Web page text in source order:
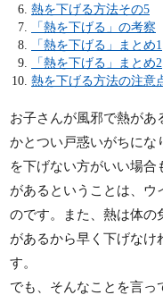
熱を下げる方法その5
「熱を下げる」の考察
「熱を下げる」まとめ1
「熱を下げる」まとめ2
熱を下げる方法の注意
お子さんが風邪で熱があ
かとつい戸惑いがちにな
を下げない方がいい場
があるということは、ウ
のです。また、熱は体の
があるから早く下げなけ
す。
でも、そんなことを言っ